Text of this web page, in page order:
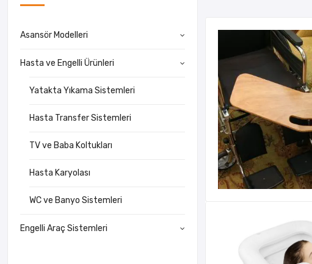
Asansör Modelleri
Hasta ve Engelli Ürünleri
Yatakta Yıkama Sistemleri
Hasta Transfer Sistemleri
TV ve Baba Koltukları
Hasta Karyolası
WC ve Banyo Sistemleri
Engelli Araç Sistemleri